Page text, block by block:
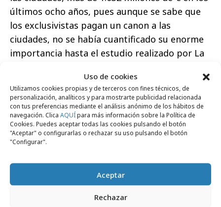
Uso de cookies
Utilizamos cookies propias y de terceros con fines técnicos, de
personalización, analíticos y para mostrarte publicidad relacionada
con tus preferencias mediante el análisis anónimo de los hábitos de
navegación. Clica AQUÍpara más información sobre la Política de
Cookies. Puedes aceptar todas las cookies pulsando el botón
"Aceptar" o configurarlas o rechazar su uso pulsando el botón
"Configurar".
Aceptar
Rechazar
últimos ocho años, pues aunque se sabe que
los exclusivistas pagan un canon a las
ciudades, no se había cuantificado su enorme
importancia hasta el estudio realizado por La
por el responsable de investigación de La
FEDE, Fernando Montañés.
Como resumió Maite Rodríguez, Presidenta de
La FEDE AEPE, “Exterior es el cóctel perfecto,
el medio con más crecimiento, altísima
punto de notoriedad, y que impacta en el
mundo real, donde suceden las cosas”. Un
mundo real en el que todos los profesionales y